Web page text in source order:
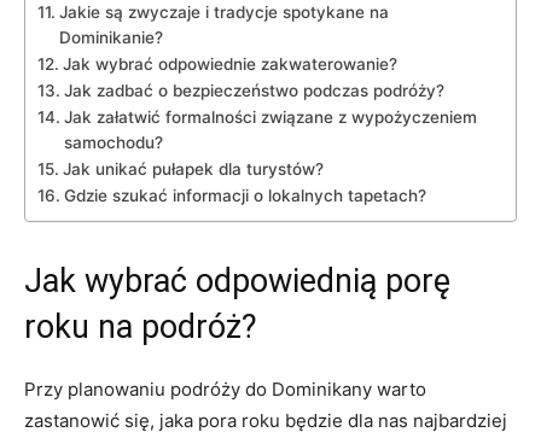
Jakie są zwyczaje i tradycje⁤ spotykane na
Dominikanie?
Jak ‌wybrać odpowiednie zakwaterowanie?
Jak zadbać ⁢o ⁢bezpieczeństwo podczas ⁢podróży?
Jak załatwić formalności związane ‍z ⁤wypożyczeniem
samochodu?
Jak unikać⁤ pułapek dla turystów?
Gdzie‌ szukać informacji o lokalnych tapetach?
Jak wybrać odpowiednią porę
roku na podróż?
Przy planowaniu podróży do Dominikany warto
zastanowić się, jaka pora roku będzie dla ⁣nas najbardziej⁤